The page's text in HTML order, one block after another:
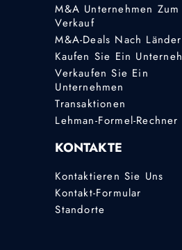
M&A Unternehmen Zum
Verkauf
M&A-Deals Nach
Kaufen Sie Ein
Verkaufen Sie Ein
Unternehmen
Transaktionen
Lehman-Formel-Rechner
KONTAKTE
Kontaktieren Sie Uns
Kontakt-Formular
Standorte